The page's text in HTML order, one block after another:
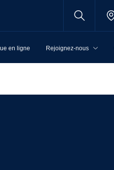
en ligne Rejoignez-nous